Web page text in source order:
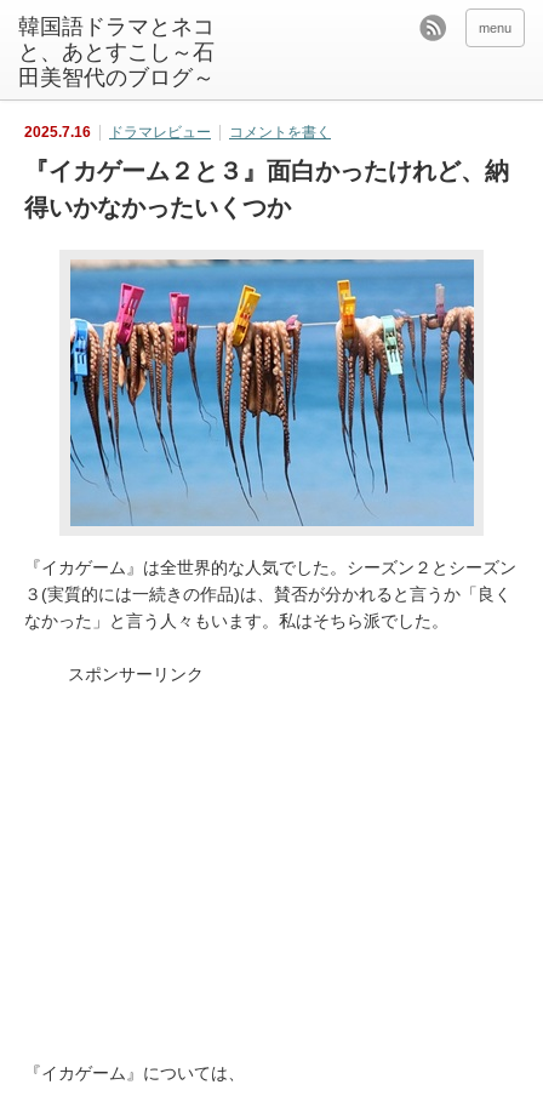
韓国語ドラマとネコ
と、あとすこし～石
田美智代のブログ～
menu
2025.7.16 ドラマレビュー コメントを書く
『イカゲーム２と３』面白かったけれど、納
得いかなかったいくつか
『イカゲーム』は全世界的な人気でした。シーズン２とシーズン
３(実質的には一続きの作品)は、賛否が分かれると言うか「良く
なかった」と言う人々もいます。私はそちら派でした。
スポンサーリンク
『イカゲーム』については、